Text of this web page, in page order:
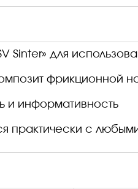
Sinter» для
фрикционной
и информативность
практически с